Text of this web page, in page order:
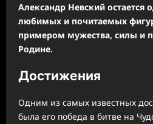
Александр Невский остается
любимых и почитаемых
примером мужества, силы и
Родине.
Достижения
Одним из самых известных
была его победа в битве на